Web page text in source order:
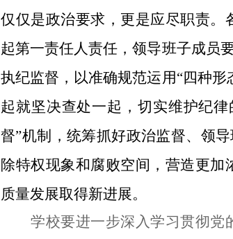
仅仅是政治要求，更是应尽职责。
起第一责任人责任，领导班子成员
执纪监督，以准确规范运用“四种
起就坚决查处一起，切实维护纪
督”机制，统筹抓好政治监督、领
除特权现象和腐败空间，营造更
质量发展取得新进展。
学校要进一步深入学习贯彻党